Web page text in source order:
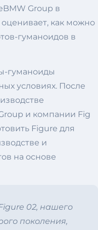
Group в
как можно
гуманоидов в
гуманоиды
условиях. После
и компании Fig
Figure для
и
на основе
02, нашего
поколения,